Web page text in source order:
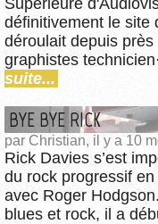
définitivement le site
déroulait depuis
graphistes
suite...
BYE BYE RICK
par Christian, il y a 10
Rick Davies s’est
du rock progressif
avec Roger
blues et rock, il a